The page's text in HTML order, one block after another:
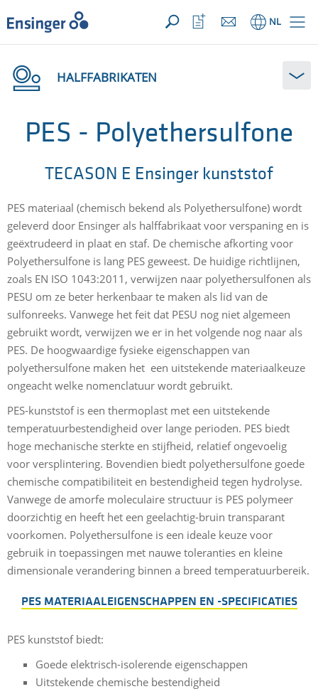
UW aanvraag ({{productCount}} Produkten)OPEN
Startpagina NL
Bekijk
favorietenlijst
HALFFABRIKATEN
PES - Polyethersulfone
TECASON E Ensinger kunststof
PES materiaal (chemisch bekend als Polyethersulfone) wordt
geleverd door Ensinger als halffabrikaat voor verspaning en is
geëxtrudeerd in plaat en staf. De chemische afkorting voor
Polyethersulfone is lang PES geweest. De huidige richtlijnen,
zoals EN ISO 1043:2011, verwijzen naar polyethersulfonen als
PESU om ze beter herkenbaar te maken als lid van de
sulfonreeks. Vanwege het feit dat PESU nog niet algemeen
gebruikt wordt, verwijzen we er in het volgende nog naar als
PES. De hoogwaardige fysieke eigenschappen van
polyethersulfone maken het een uitstekende materiaalkeuze
ongeacht welke nomenclatuur wordt gebruikt.
PES-kunststof is een thermoplast met een uitstekende
temperatuurbestendigheid over lange perioden. PES biedt
hoge mechanische sterkte en stijfheid, relatief ongevoelig
voor versplintering. Bovendien biedt polyethersulfone goede
chemische compatibiliteit en bestendigheid tegen hydrolyse.
Vanwege de amorfe moleculaire structuur is PES polymeer
doorzichtig en heeft het een geelachtig-bruin transparant
voorkomen. Polyethersulfone is een ideale keuze voor
gebruik in toepassingen met nauwe toleranties en kleine
dimensionale verandering binnen a breed temperatuurbereik.
PES MATERIAALEIGENSCHAPPEN EN -SPECIFICATIES
PES kunststof biedt:
Goede elektrisch-isolerende eigenschappen
Uitstekende chemische bestendigheid